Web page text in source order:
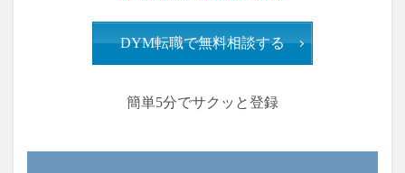
DYM転職で無料相談する
簡単5分でサクッと登録